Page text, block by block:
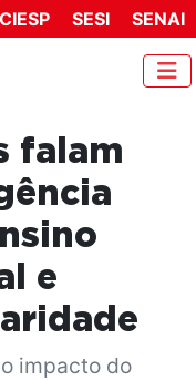
CIESP SESI SENAI
falam
e
impacto do